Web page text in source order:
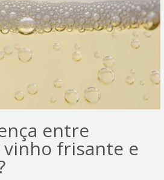
entre
frisante e